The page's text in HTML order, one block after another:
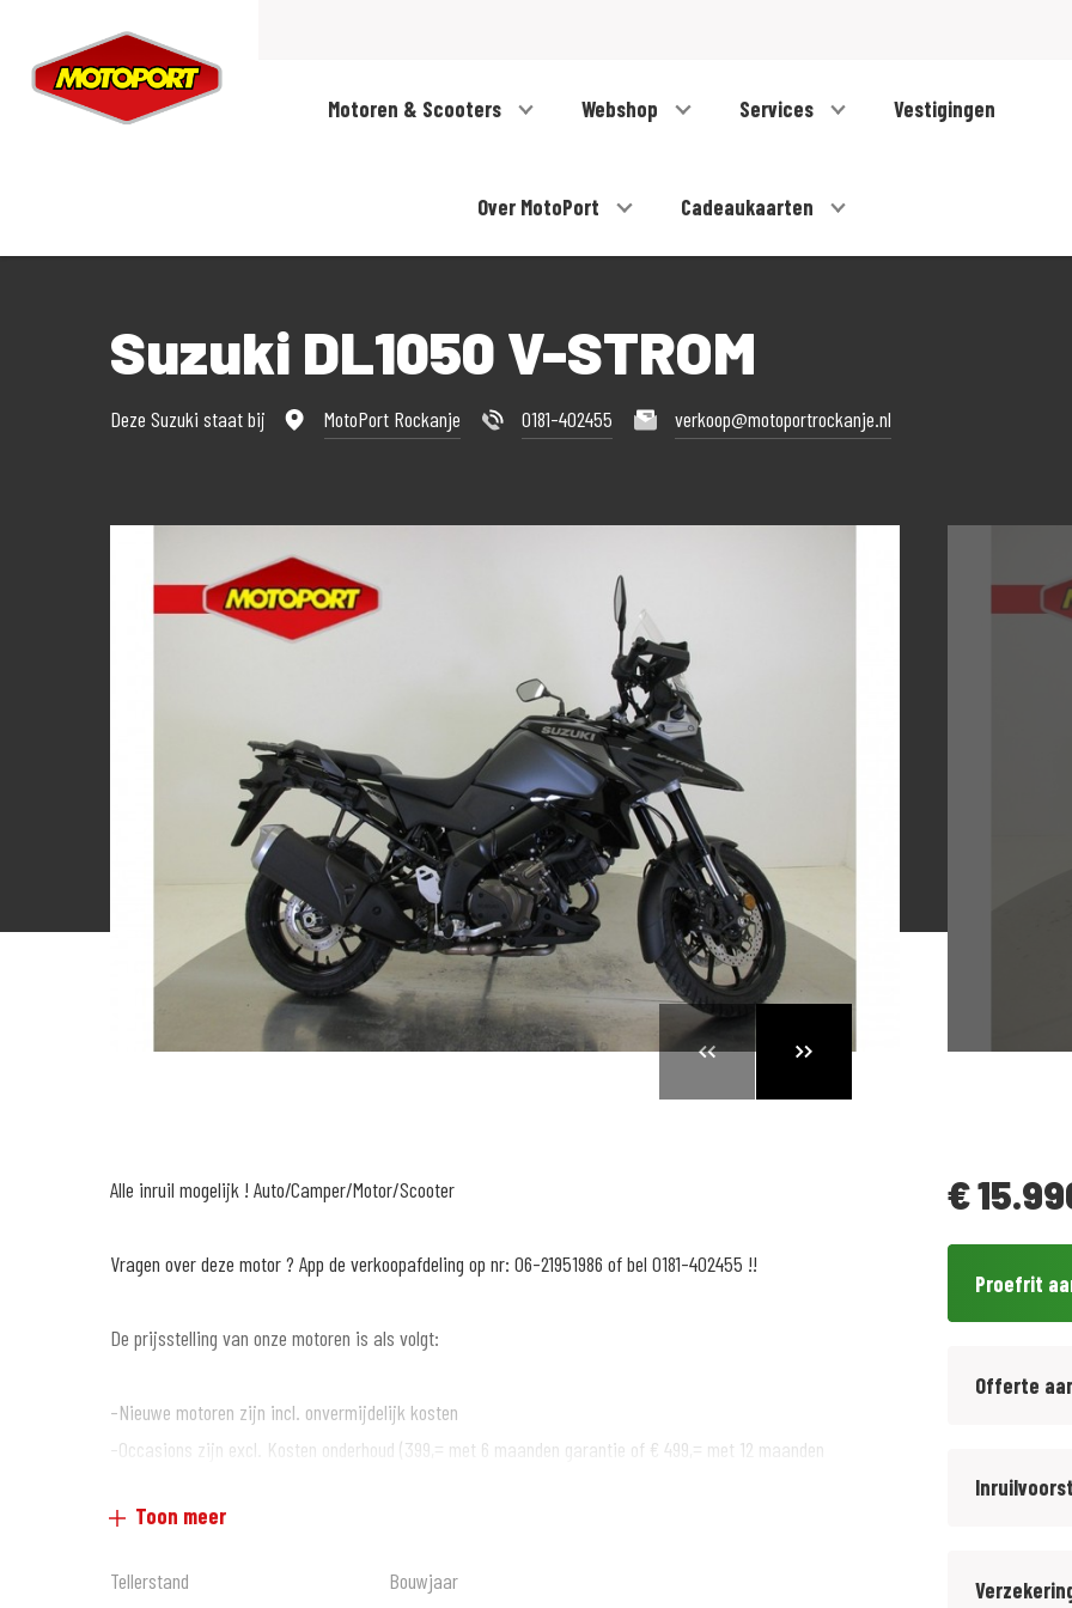
Motoren & Scooters Webshop Services Vestigingen
Over MotoPort Cadeaukaarten
Suzuki DL1050 V-STROM
Deze Suzuki staat bij MotoPort Rockanje 0181-402455 verkoop@motoportrockanje.nl
Alle inruil mogelijk ! Auto/Camper/Motor/Scooter
Vragen over deze motor ? App de verkoopafdeling op nr: 06-21951986 of bel 0181-402455 !!
De prijsstelling van onze motoren is als volgt:
-Nieuwe motoren zijn incl. onvermijdelijk kosten
-Occasions zijn excl. Kosten onderhoud (399,= met 6 maanden garantie of € 499,= met 12 maanden
Toon meer
Tellerstand
Bouwjaar
€
Proefrit
Offerte